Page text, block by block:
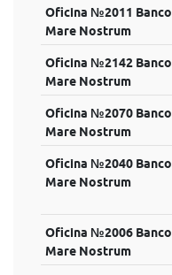
Oficina №2011 Banco
Mare Nostrum
Oficina №2142 Banco
Mare Nostrum
Oficina №2070 Banco
Mare Nostrum
Oficina №2040 Banco
Mare Nostrum
Oficina №2006 Banco
Mare Nostrum